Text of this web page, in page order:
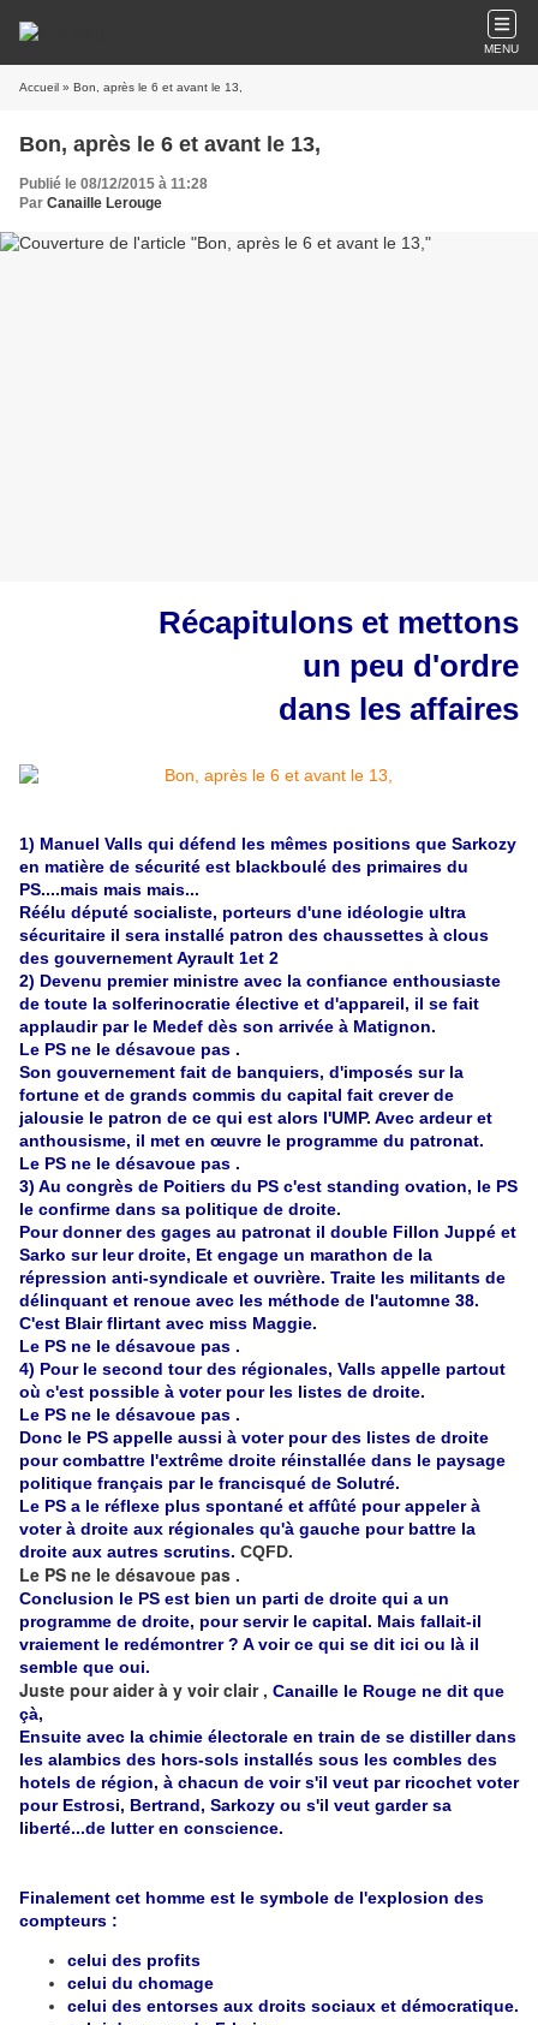
MENU
Accueil » Bon, après le 6 et avant le 13,
Bon, après le 6 et avant le 13,
Publié le 08/12/2015 à 11:28
Par Canaille Lerouge
Récapitulons et mettons
un peu d'ordre
dans les affaires
1) Manuel Valls qui défend les mêmes positions que Sarkozy
en matière de sécurité est blackboulé des primaires du
PS....mais mais mais...
Réélu député socialiste, porteurs d'une idéologie ultra
sécuritaire il sera installé patron des chaussettes à clous
des gouvernement Ayrault 1et 2
2) Devenu premier ministre avec la confiance enthousiaste
de toute la solferinocratie élective et d'appareil, il se fait
applaudir par le Medef dès son arrivée à Matignon.
Le PS ne le désavoue pas .
Son gouvernement fait de banquiers, d'imposés sur la
fortune et de grands commis du capital fait crever de
jalousie le patron de ce qui est alors l'UMP. Avec ardeur et
anthousisme, il met en œuvre le programme du patronat.
Le PS ne le désavoue pas .
3) Au congrès de Poitiers du PS c'est standing ovation, le PS
le confirme dans sa politique de droite.
Pour donner des gages au patronat il double Fillon Juppé et
Sarko sur leur droite, Et engage un marathon de la
répression anti-syndicale et ouvrière. Traite les militants de
délinquant et renoue avec les méthode de l'automne 38.
C'est Blair flirtant avec miss Maggie.
Le PS ne le désavoue pas .
4) Pour le second tour des régionales, Valls appelle partout
où c'est possible à voter pour les listes de droite.
Le PS ne le désavoue pas .
Donc le PS appelle aussi à voter pour des listes de droite
pour combattre l'extrême droite réinstallée dans le paysage
politique français par le francisqué de Solutré.
Le PS a le réflexe plus spontané et affûté pour appeler à
voter à droite aux régionales qu'à gauche pour battre la
droite aux autres scrutins. CQFD.
Le PS ne le désavoue pas .
Conclusion le PS est bien un parti de droite qui a un
programme de droite, pour servir le capital. Mais fallait-il
vraiement le redémontrer ? A voir ce qui se dit ici ou là il
semble que oui.
Juste pour aider à y voir clair , Canaille le Rouge ne dit que
çà,
Ensuite avec la chimie électorale en train de se distiller dans
les alambics des hors-sols installés sous les combles des
hotels de région, à chacun de voir s'il veut par ricochet voter
pour Estrosi, Bertrand, Sarkozy ou s'il veut garder sa
liberté...de lutter en conscience.
Finalement cet homme est le symbole de l'explosion des
compteurs :
celui des profits
celui du chomage
celui des entorses aux droits sociaux et démocratique.